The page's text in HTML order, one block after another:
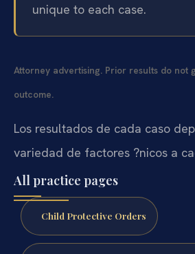
unique to each case.
Attorney advertising. Prior results do not
outcome.
Los resultados de cada caso
variedad de factores ?nicos a
All practice pages
Child Protective Orders